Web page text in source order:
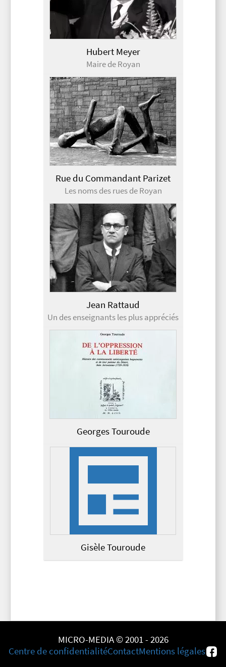
Hubert Meyer
Maire de Royan
Rue du Commandant Parizet
Les noms des rues de Royan
Jean Rattaud
Un des enseignants les plus appréciés
Georges Touroude
Gisèle Touroude
MICRO-MEDIA © 2001 - 2026
Centre de confidentialitéContactMentions légales